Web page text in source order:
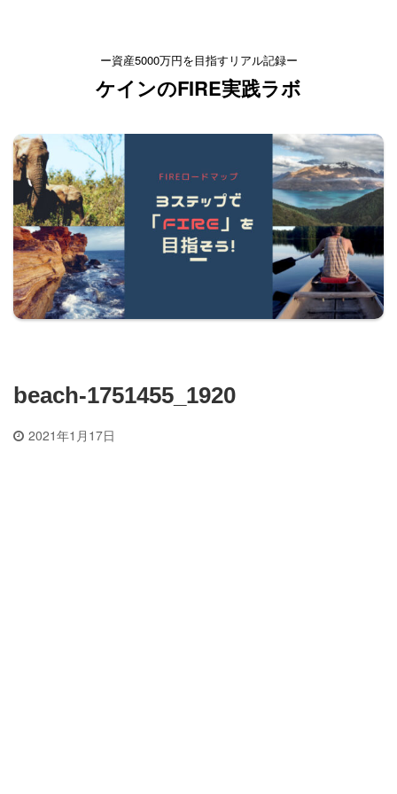
ー資産5000万円を目指すリアル記録ー
ケインのFIRE実践ラボ
beach-1751455_1920
2021年1月17日